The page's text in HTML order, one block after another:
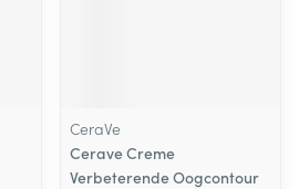
CeraVe
Cerave Creme
Verbeterende Oogcontour